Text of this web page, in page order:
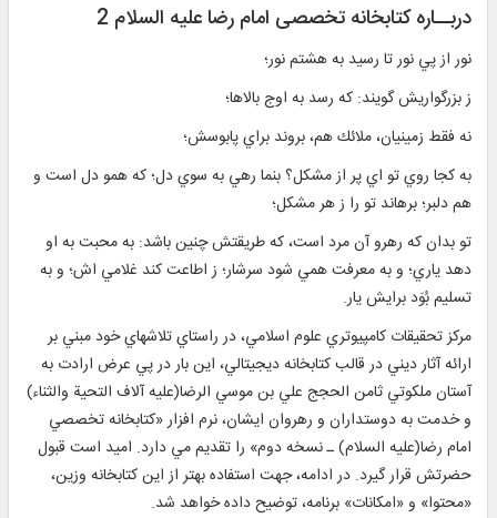
دربــاره کتابخانه تخصصی امام رضا علیه السلام 2
نور از پي نور تا رسيد به هشتم نور؛
ز بزرگواريش گويند: كه رسد به اوج بالاها؛
نه فقط زمينيان، ملائك هم، بروند براي پابوسش؛
به كجا روي تو اي پر از مشكل؟ بنما رهي به سوي دل؛ كه همو دل است و
هم دلبر؛ برهاند تو را ز هر مشكل؛
تو بدان كه رهرو آن مرد است، كه طريقتش چنين باشد: به محبت به او
دهد ياري؛ و به معرفت همي شود سرشار؛ ز اطاعت كند غلامي‌ اش؛ و به
تسليم بُوَد برايش يار.
مركز تحقيقات كامپيوتري علوم اسلامي، در راستاي تلاشهاي خود مبني بر
ارائه آثار ديني در قالب كتابخانه ديجيتالي، اين بار در پي عرض ارادت به
آستان ملكوتي ثامن الحجج علي بن موسي الرضا(عليه آلاف التحية‌ والثناء)
و خدمت به دوستداران و رهروان ايشان، نرم افزار «كتابخانه تخصصي
امام رضا(عليه السلام) ـ نسخه دوم» را تقديم مي دارد. اميد است قبول
حضرتش قرار گيرد. در ادامه، جهت استفاده بهتر از اين كتابخانه وزين،
«محتوا» و «امكانات» برنامه، توضيح داده خواهد شد.